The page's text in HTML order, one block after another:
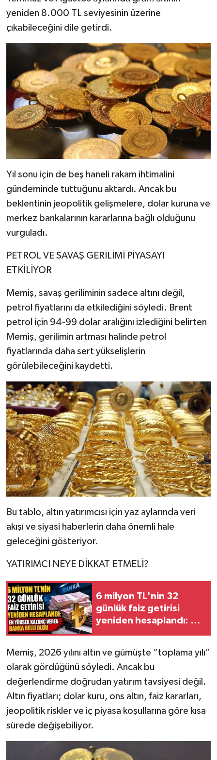
yeniden 8.000 TL seviyesinin üzerine
çıkabileceğini dile getirdi.
Yıl sonu için de beş haneli rakam ihtimalini
gündeminde tuttuğunu aktardı. Ancak bu
beklentinin jeopolitik gelişmelere, dolar kuruna ve
merkez bankalarının kararlarına bağlı olduğunu
vurguladı.
PETROL VE SAVAŞ GERİLİMİ PİYASAYI
ETKİLİYOR
Memiş, savaş geriliminin sadece altını değil,
petrol fiyatlarını da etkilediğini söyledi. Brent
petrol için 94-99 dolar aralığını izlediğini belirten
Memiş, gerilimin artması halinde petrol
fiyatlarında daha sert yükselişlerin
görülebileceğini kaydetti.
Bu tablo, altın yatırımcısı için yaz aylarında veri
akışı ve siyasi haberlerin daha önemli hale
geleceğini gösteriyor.
YATIRIMCI NEYE DİKKAT ETMELİ?
6 milyon TL'nin 32
günlük faiz getirisi
yeniden hesaplandı: En
Memiş, 2026 yılını altın ve gümüşte “toplama yılı”
olarak gördüğünü söyledi. Ancak bu
değerlendirme doğrudan yatırım tavsiyesi değil.
Altın fiyatları; dolar kuru, ons altın, faiz kararları,
jeopolitik riskler ve iç piyasa koşullarına göre kısa
sürede değişebiliyor.